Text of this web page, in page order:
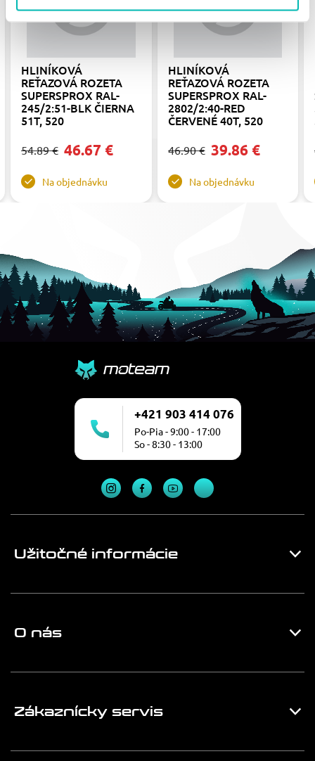
HLINÍKOVÁ
REŤAZOVÁ ROZETA
SUPERSPROX RAL-
245/2:51-BLK ČIERNA
51T, 520
54.89 € 46.67 €
Na objednávku
HLINÍKOVÁ
REŤAZOVÁ ROZETA
SUPERSPROX RAL-
2802/2:40-RED
ČERVENÉ 40T, 520
46.90 € 39.86 €
Na objednávku
+421 903 414 076
Po-Pia - 9:00 - 17:00
So - 8:30 - 13:00
Užitočné informácie
O nás
Zákaznícky servis